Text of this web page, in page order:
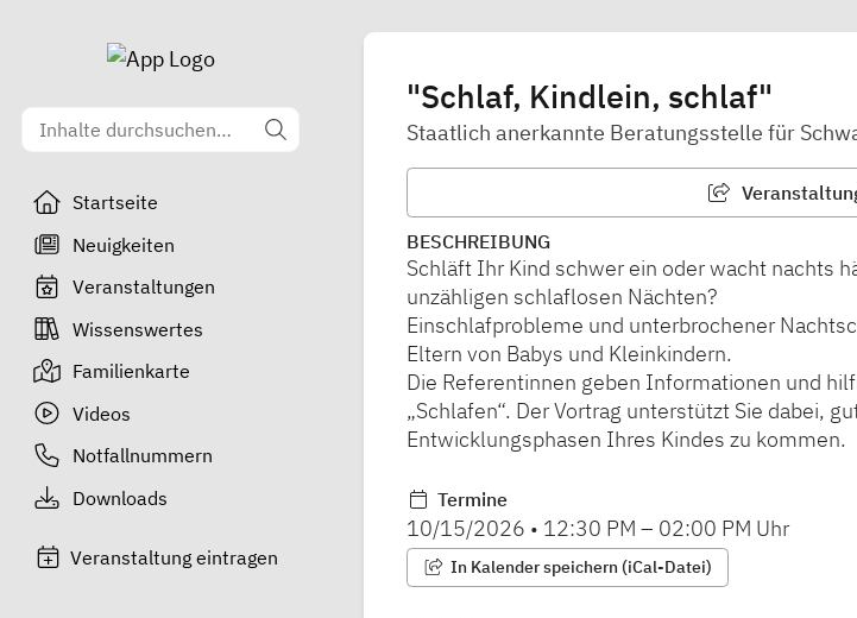
Startseite
Neuigkeiten
Veranstaltungen
Wissenswertes
Familienkarte
Videos
Notfallnummern
Downloads
Veranstaltung eintragen
"Schlaf, Kindlein, schlaf"
Staatlich anerkannte Beratungsstelle für
BESCHREIBUNG
Schläft Ihr Kind schwer ein oder wacht nachts
unzähligen schlaflosen Nächten?
Einschlafprobleme und unterbrochener
Eltern von Babys und Kleinkindern.
Die Referentinnen geben Informationen und
„Schlafen“. Der Vortrag unterstützt Sie dabei,
Entwicklungsphasen Ihres Kindes zu kommen.
Termine
10/15/2026 • 12:30 PM – 02:00 PM Uhr
In Kalender speichern (iCal-Datei)